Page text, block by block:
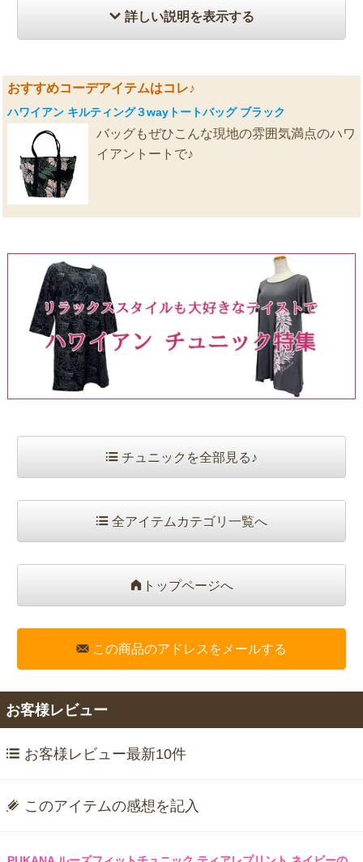
詳しい説明を表示する
おすすめコーデアイテムはコレ♪
ハワイアン キルティング３wayトートバッグ ブラック
バッグもぜひこんな現地の雰囲気満点のハワ
イアントートで♪
チュニックを全部見る♪
全アイテムカテゴリ一覧へ
トップページへ
この商品のアドレスをメールする
お客様レビュー
お客様レビュー最新10件
このアイテムの感想を記入